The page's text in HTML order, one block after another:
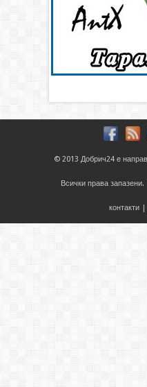
© 2013 Добрич24 е
Всички права запазени.
контакти